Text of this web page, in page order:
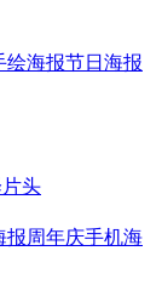
绘海报节日海报
片头
报周年庆手机海